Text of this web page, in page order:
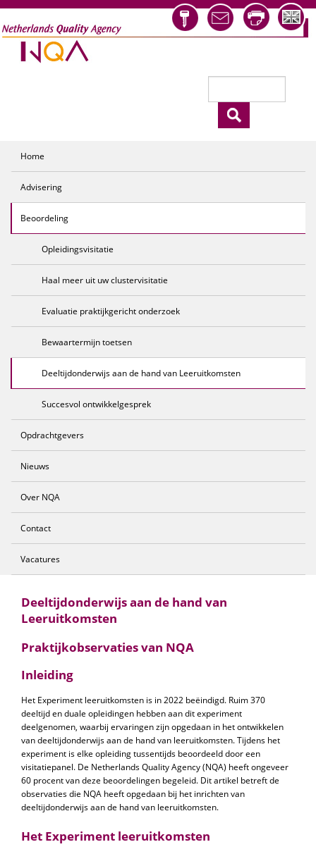
Overslaan en naar de inhoud gaan
Home
Advisering
Beoordeling
Opleidingsvisitatie
Haal meer uit uw clustervisitatie
Evaluatie praktijkgericht onderzoek
Bewaartermijn toetsen
Deeltijdonderwijs aan de hand van Leeruitkomsten
Succesvol ontwikkelgesprek
Opdrachtgevers
Nieuws
Over NQA
Contact
Vacatures
Deeltijdonderwijs aan de hand van
Leeruitkomsten
Praktijkobservaties van NQA
Inleiding
Het Experiment leeruitkomsten is in 2022 beëindigd. Ruim 370
deeltijd en duale opleidingen hebben aan dit experiment
deelgenomen, waarbij ervaringen zijn opgedaan in het ontwikkelen
van deeltijdonderwijs aan de hand van leeruitkomsten. Tijdens het
experiment is elke opleiding tussentijds beoordeeld door een
visitatiepanel. De Netherlands Quality Agency (NQA) heeft ongeveer
60 procent van deze beoordelingen begeleid. Dit artikel betreft de
observaties die NQA heeft opgedaan bij het inrichten van
deeltijdonderwijs aan de hand van leeruitkomsten.
Het Experiment leeruitkomsten